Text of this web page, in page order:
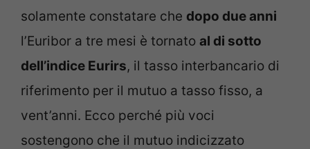
solamente constatare che dopo due anni
l’Euribor a tre mesi è tornato al di sotto
dell’indice Eurirs, il tasso interbancario di
riferimento per il mutuo a tasso fisso, a
vent’anni. Ecco perché più voci
sostengono che il mutuo indicizzato